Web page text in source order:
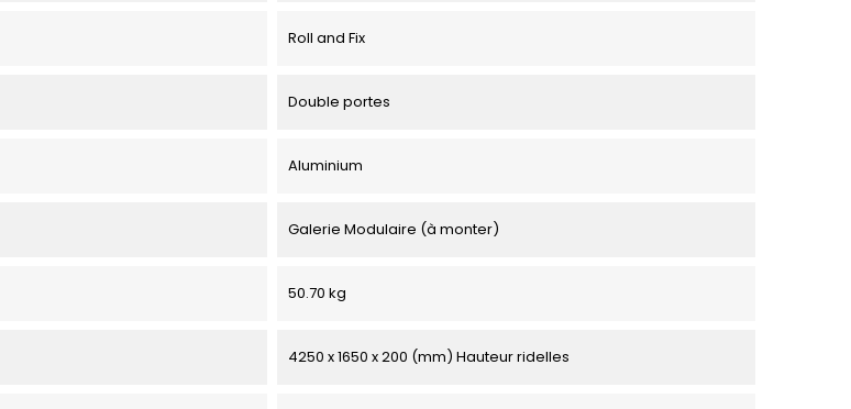
Roll and Fix
Double portes
Aluminium
Galerie Modulaire (à monter)
50.70 kg
4250 x 1650 x 200 (mm) Hauteur ridelles